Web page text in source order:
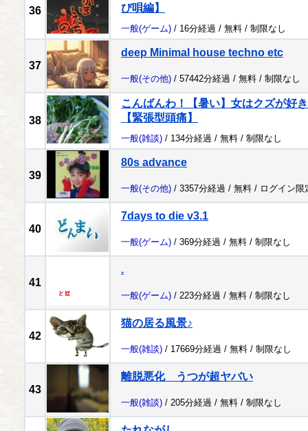
36
び唄編】
一般(ゲーム) / 16分経過 / 無料 / 制限なし
37
deep Minimal house techno etc
一般(その他) / 57442分経過 / 無料 / 制限なし
38
こんばんわ！【暑い】女はクズが好
【緊張型頭痛】
一般(雑談) / 134分経過 / 無料 / 制限なし
39
80s advance
一般(その他) / 3357分経過 / 無料 / ログイン限
40
7days to die v3.1
一般(ゲーム) / 369分経過 / 無料 / 制限なし
41
.
一般(ゲーム) / 223分経過 / 無料 / 制限なし
42
猫の居る風景♪
一般(雑談) / 17669分経過 / 無料 / 制限なし
43
離脱悪化 うつが超ヤバい
一般(雑談) / 205分経過 / 無料 / 制限なし